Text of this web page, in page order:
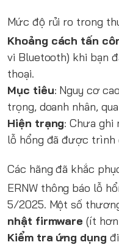
Mức độ rủi ro trong
Khoảng cách tấn
vi Bluetooth) khi bạn
thoại.
Mục tiêu: Nguy cơ
trọng, doanh nhân,
Hiện trạng: Chưa ghi
lỗ hổng đã được trình
Các hãng đã khắc
ERNW thông báo lỗ
5/2025. Một số
nhật firmware (ít
Kiểm tra ứng dụng